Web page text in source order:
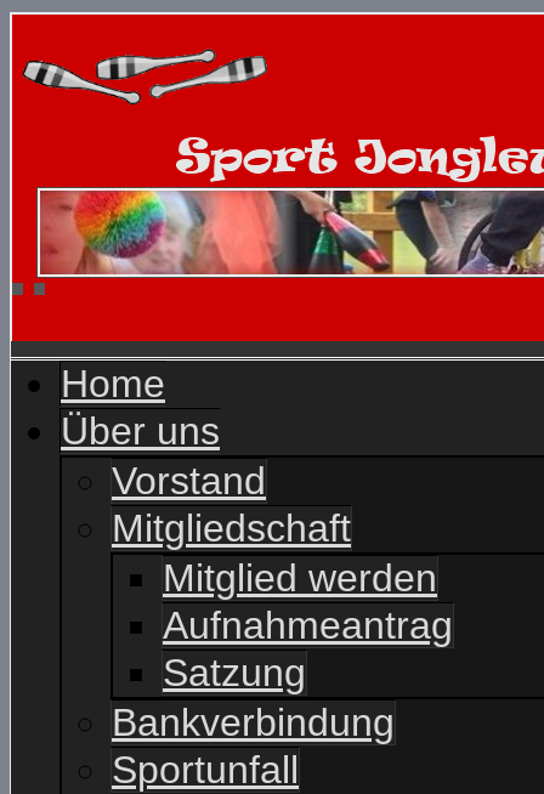
Home
Über uns
Vorstand
Mitgliedschaft
Mitglied werden
Aufnahmeantrag
Satzung
Bankverbindung
Sportunfall